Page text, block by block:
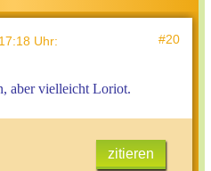
Uhr: #20
aber vielleicht Loriot.
zitieren